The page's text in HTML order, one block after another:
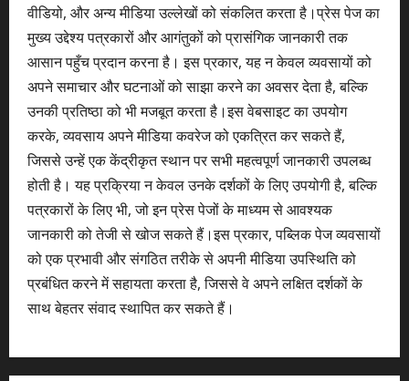
वीडियो, और अन्य मीडिया उल्लेखों को संकलित करता है।प्रेस पेज का
मुख्य उद्देश्य पत्रकारों और आगंतुकों को प्रासंगिक जानकारी तक
आसान पहुँच प्रदान करना है। इस प्रकार, यह न केवल व्यवसायों को
अपने समाचार और घटनाओं को साझा करने का अवसर देता है, बल्कि
उनकी प्रतिष्ठा को भी मजबूत करता है।इस वेबसाइट का उपयोग
करके, व्यवसाय अपने मीडिया कवरेज को एकत्रित कर सकते हैं,
जिससे उन्हें एक केंद्रीकृत स्थान पर सभी महत्वपूर्ण जानकारी उपलब्ध
होती है। यह प्रक्रिया न केवल उनके दर्शकों के लिए उपयोगी है, बल्कि
पत्रकारों के लिए भी, जो इन प्रेस पेजों के माध्यम से आवश्यक
जानकारी को तेजी से खोज सकते हैं।इस प्रकार, पब्लिक पेज व्यवसायों
को एक प्रभावी और संगठित तरीके से अपनी मीडिया उपस्थिति को
प्रबंधित करने में सहायता करता है, जिससे वे अपने लक्षित दर्शकों के
साथ बेहतर संवाद स्थापित कर सकते हैं।